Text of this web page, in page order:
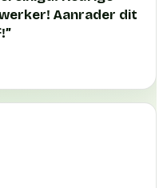
Aanrader dit
”